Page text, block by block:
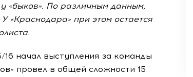
«быков». По различным данным,
«Краснодара» при этом остается
начал выступления за команды
провел в общей сложности 15